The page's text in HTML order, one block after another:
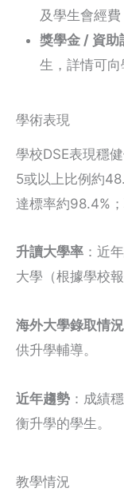
及學生會經費
獎學金 / 資助
生，詳情可向
學術表現
學校DSE表現穩
5或以上比例約
達標率約98.4%
升讀大學率 ：近
大學（根據學校
海外大學錄取情況
供升學輔導。
近年趨勢 ：成績
衡升學的學生。
教學情況